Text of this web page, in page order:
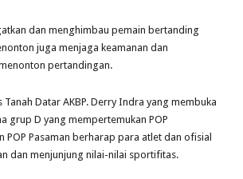
dan menghimbau pemain bertanding
juga menjaga keamanan dan
pertandingan.
Tanah Datar AKBP. Derry Indra yang membuka
grup D yang mempertemukan POP
POP Pasaman berharap para atlet dan ofisial
dan menjunjung nilai-nilai sportifitas.